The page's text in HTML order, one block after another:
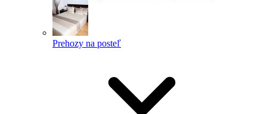
Prehozy na posteľ